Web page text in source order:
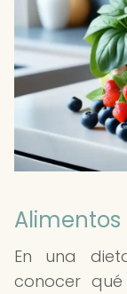
En una
conocer